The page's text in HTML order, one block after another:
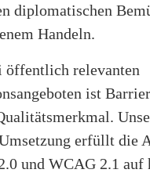
diplomatischen
Handeln.
öffentlich relevanten
ist
erfüllt die
und WCAG 2.1 auf